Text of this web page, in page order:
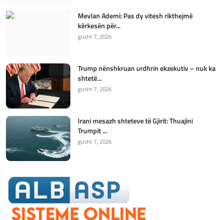
Mevlan Ademi: Pas dy vitesh rikthejmë
kërkesën për...
gusht 7, 2026
Trump nënshkruan urdhrin ekzekutiv – nuk ka
shtetë...
gusht 7, 2026
Irani mesazh shteteve të Gjirit: Thuajini
Trumpit ...
gusht 7, 2026